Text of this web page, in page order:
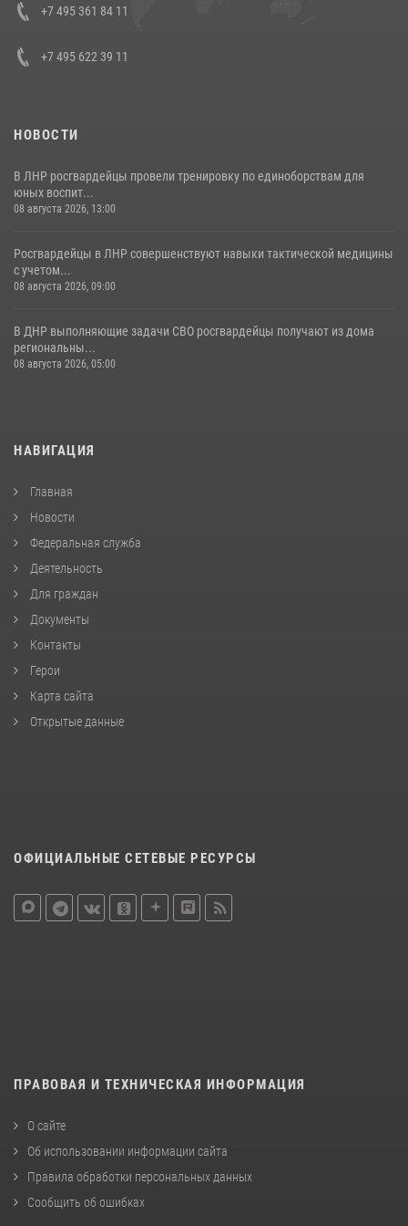
Кавказском федеральном округе Виталием Кузнецовым
+7 495 361 84 11
+7 495 622 39 11
НОВОСТИ
В ЛНР росгвардейцы провели тренировку по единоборствам для
юных воспит...
08 августа 2026, 13:00
Росгвардейцы в ЛНР совершенствуют навыки тактической медицины
с учетом...
08 августа 2026, 09:00
В ДНР выполняющие задачи СВО росгвардейцы получают из дома
региональны...
08 августа 2026, 05:00
НАВИГАЦИЯ
Главная
Новости
Федеральная служба
Деятельность
Для граждан
Документы
Контакты
Герои
Карта сайта
Открытые данные
ОФИЦИАЛЬНЫЕ СЕТЕВЫЕ РЕСУРСЫ
ПРАВОВАЯ И ТЕХНИЧЕСКАЯ ИНФОРМАЦИЯ
О сайте
Об использовании информации сайта
Правила обработки персональных данных
Сообщить об ошибках